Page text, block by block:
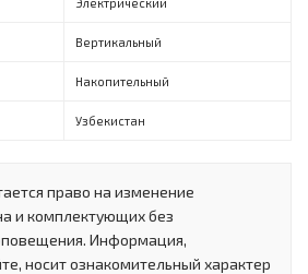
Вертикальный
Накопительный
Узбекистан
право на изменение
и комплектующих без
Информация,
носит ознакомительный характер